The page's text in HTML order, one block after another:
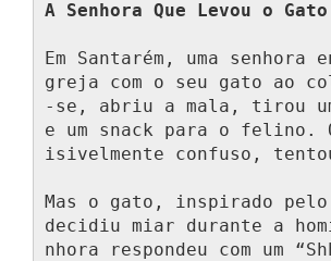
A Senhora Que Levou o
Em Santarém, uma senhora
greja com o seu gato ao
-se, abriu a mala, tirou
e um snack para o felino.
isivelmente confuso,
Mas o gato, inspirado pelo
decidiu miar durante a
nhora respondeu com um